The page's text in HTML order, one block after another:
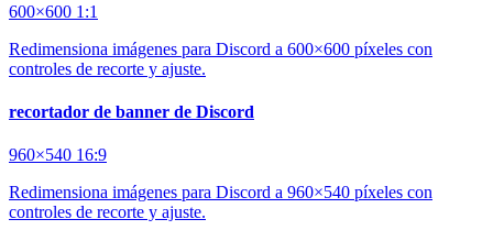
600×600 1:1
Redimensiona imágenes para Discord a 600×600 píxeles con
controles de recorte y ajuste.
recortador de banner de Discord
960×540 16:9
Redimensiona imágenes para Discord a 960×540 píxeles con
controles de recorte y ajuste.